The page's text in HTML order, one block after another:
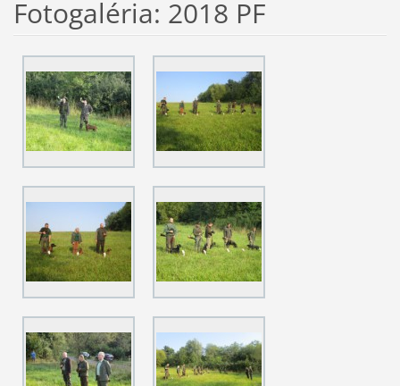
Fotogaléria: 2018 PF